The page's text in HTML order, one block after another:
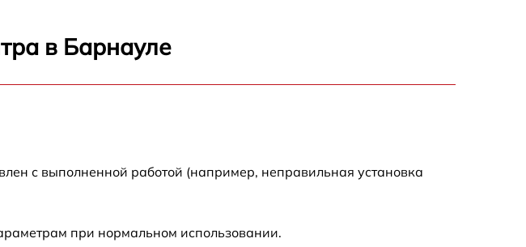
в Барнауле
с выполненной работой (например, неправильная установка
при нормальном использовании.